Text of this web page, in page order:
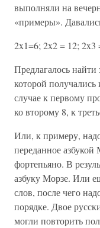
выполняли на
«примеры».
2x1=6; 2x2 = 12; 2x3
Предлагалось
которой
случае к первому
ко второму 8, к
Или, к примеру,
переданное
фортепьяно. В
азбуку Морзе. Или
слов, после чего
порядке. Двое
могли повторить